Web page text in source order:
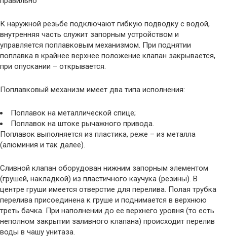
К наружной резьбе подключают гибкую подводку с водой,
внутренняя часть служит запорным устройством и
управляется поплавковым механизмом. При поднятии
поплавка в крайнее верхнее положение клапан закрывается,
при опускании – открывается.
Поплавковый механизм имеет два типа исполнения:
Поплавок на металлической спице;
Поплавок на штоке рычажного привода.
Поплавок выполняется из пластика, реже – из металла
(алюминия и так далее).
Сливной клапан оборудован нижним запорным элементом
(грушей, накладкой) из пластичного каучука (резины). В
центре груши имеется отверстие для перелива. Полая трубка
перелива присоединена к груше и поднимается в верхнюю
треть бачка. При наполнении до ее верхнего уровня (то есть
неполном закрытии заливного клапана) происходит перелив
воды в чашу унитаза.